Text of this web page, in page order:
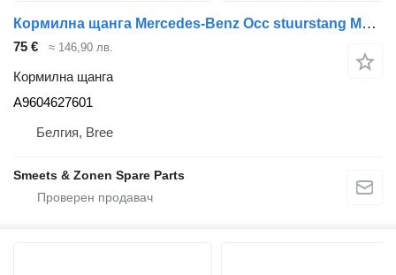
Кормилна щанга Mercedes-Benz Occ stuurstang Mercedes A9604627601 за камион
75 € ≈ 146,90 лв.
Кормилна щанга
A9604627601
Белгия, Bree
Smeets & Zonen Spare Parts